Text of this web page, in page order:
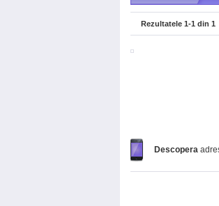
Rezultatele 1-1 din 1
Descopera